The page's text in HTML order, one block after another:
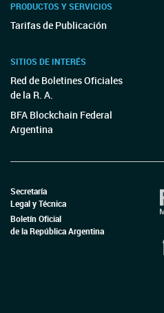
PRODUCTOS Y SERVICIOS
Tarifas de Publicación
SITIOS DE INTERÉS
Red de Boletines Oficiales
de la R. A.
BFA Blockchain Federal
Argentina
Secretaría
Legal y Técnica
Boletín Oficial
de la República Argentina